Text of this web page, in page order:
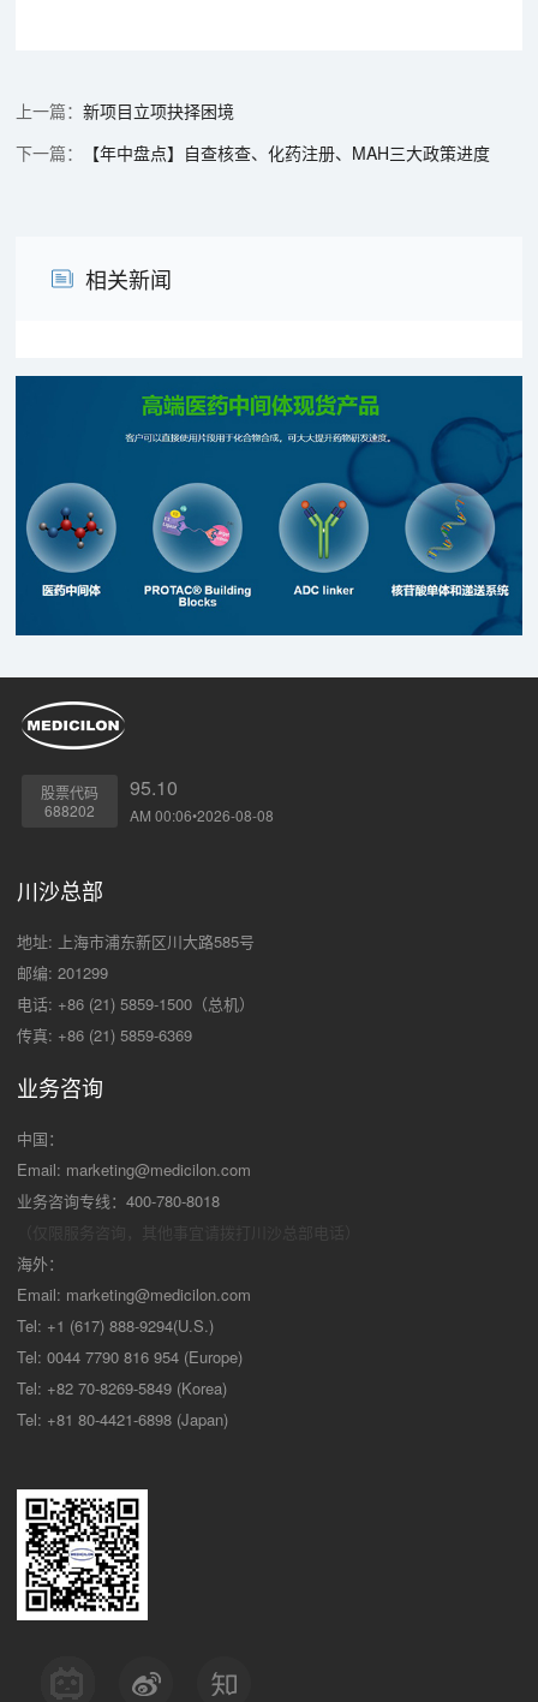
新项目立项抉择困境
【年中盘点】自查核查、化药注册、MAH三大政策进度
相关新闻
股票代码
688202
95.10
AM 00:06•2026-08-08
川沙总部
地址: 上海市浦东新区川大路585号
邮编: 201299
电话: +86 (21) 5859-1500（总机）
传真: +86 (21) 5859-6369
业务咨询
中国：
Email: marketing@medicilon.com
业务咨询专线：400-780-8018
海外：
Email: marketing@medicilon.com
Tel: +1 (617) 888-9294(U.S.)
Tel: 0044 7790 816 954 (Europe)
Tel: +82 70-8269-5849 (Korea)
Tel: +81 80-4421-6898 (Japan)